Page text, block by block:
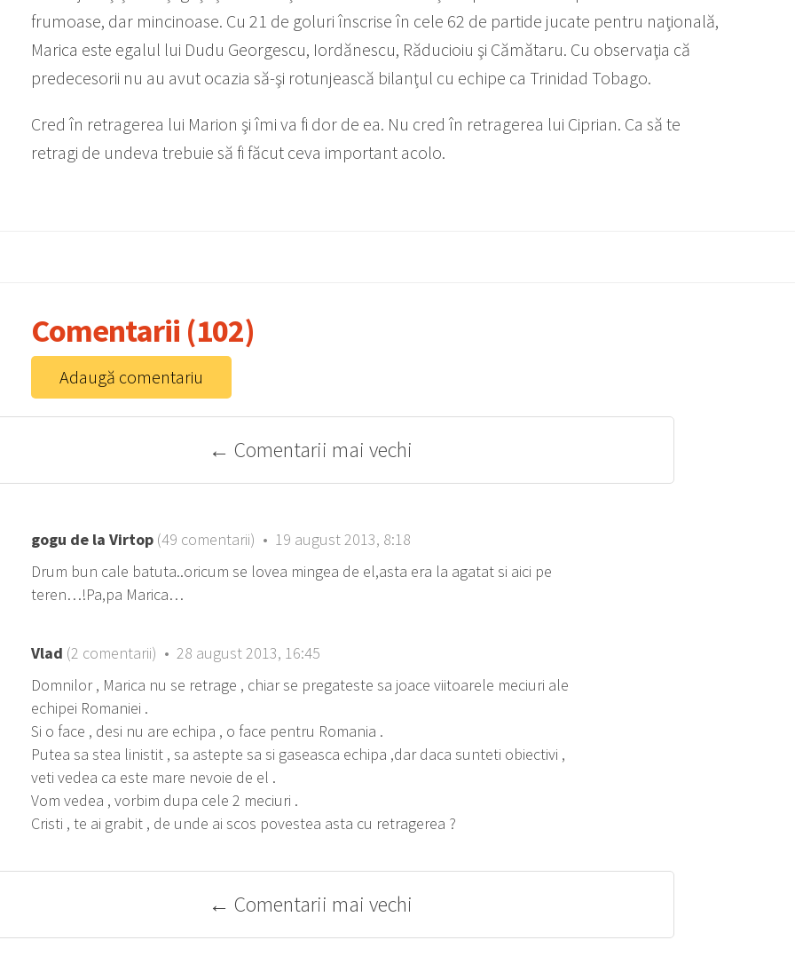
frumoase, dar mincinoase. Cu 21 de goluri înscrise în cele 62 de partide jucate pentru naţională,
Marica este egalul lui Dudu Georgescu, Iordănescu, Răducioiu şi Cămătaru. Cu observaţia că
predecesorii nu au avut ocazia să-şi rotunjească bilanţul cu echipe ca Trinidad Tobago.
Cred în retragerea lui Marion şi îmi va fi dor de ea. Nu cred în retragerea lui Ciprian. Ca să te
retragi de undeva trebuie să fi făcut ceva important acolo.
Comentarii (102)
Adaugă comentariu
← Comentarii mai vechi
gogu de la Virtop (49 comentarii) • 19 august 2013, 8:18
Drum bun cale batuta..oricum se lovea mingea de el,asta era la agatat si aici pe
teren…!Pa,pa Marica…
Vlad (2 comentarii) • 28 august 2013, 16:45
Domnilor , Marica nu se retrage , chiar se pregateste sa joace viitoarele meciuri ale
echipei Romaniei .
Si o face , desi nu are echipa , o face pentru Romania .
Putea sa stea linistit , sa astepte sa si gaseasca echipa ,dar daca sunteti obiectivi ,
veti vedea ca este mare nevoie de el .
Vom vedea , vorbim dupa cele 2 meciuri .
Cristi , te ai grabit , de unde ai scos povestea asta cu retragerea ?
← Comentarii mai vechi